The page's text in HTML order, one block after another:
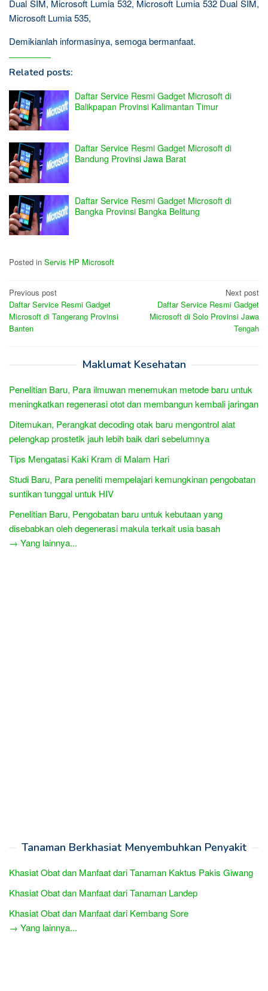
Dual SIM, Microsoft Lumia 532, Microsoft Lumia 532 Dual SIM,
Microsoft Lumia 535,
Demikianlah informasinya, semoga bermanfaat.
Related posts:
Daftar Service Resmi Gadget Microsoft di
Balikpapan Provinsi Kalimantan Timur
Daftar Service Resmi Gadget Microsoft di
Bandung Provinsi Jawa Barat
Daftar Service Resmi Gadget Microsoft di
Bangka Provinsi Bangka Belitung
Posted in Servis HP Microsoft
Post
navigation
Previous post
Daftar Service Resmi Gadget
Microsoft di Tangerang Provinsi
Banten
Next post
Daftar Service Resmi Gadget
Microsoft di Solo Provinsi Jawa
Tengah
Maklumat Kesehatan
Penelitian Baru, Para ilmuwan menemukan metode baru untuk
meningkatkan regenerasi otot dan membangun kembali jaringan
Ditemukan, Perangkat decoding otak baru mengontrol alat
pelengkap prostetik jauh lebih baik dari sebelumnya
Tips Mengatasi Kaki Kram di Malam Hari
Studi Baru, Para peneliti mempelajari kemungkinan pengobatan
suntikan tunggal untuk HIV
Penelitian Baru, Pengobatan baru untuk kebutaan yang
disebabkan oleh degenerasi makula terkait usia basah
→ Yang lainnya...
Tanaman Berkhasiat Menyembuhkan Penyakit
Khasiat Obat dan Manfaat dari Tanaman Kaktus Pakis Giwang
Khasiat Obat dan Manfaat dari Tanaman Landep
Khasiat Obat dan Manfaat dari Kembang Sore
→ Yang lainnya...